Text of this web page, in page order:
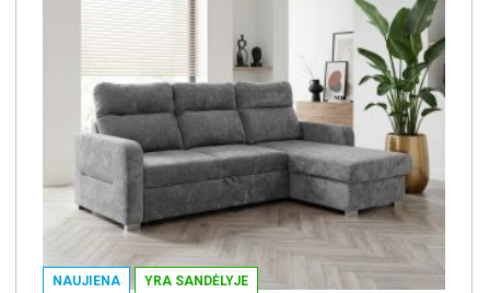
NAUJIENA YRA SANDĖLYJE